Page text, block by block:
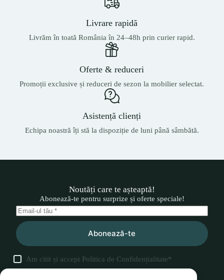
Livrare rapidă
Livrăm în toată România în 24–48h prin curier rapid.
Oferte & reduceri
Promoții exclusive și reduceri de sezon la mobilier selectat.
Asistență clienți
Echipa noastră îți stă la dispoziție de luni până sâmbătă.
Noutăți care te așteaptă!
Abonează-te pentru surprize și oferte speciale!
Abonează-te
Am citit și accept Politica de Confidențialitate*